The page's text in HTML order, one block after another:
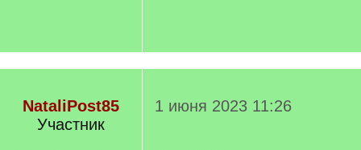
NataliPost85
Участник
1 июня 2023 11:26